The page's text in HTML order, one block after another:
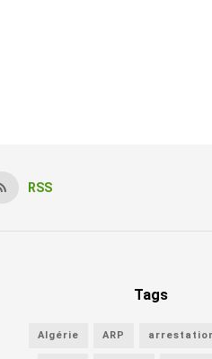
RSS
Tags
Algérie ARP